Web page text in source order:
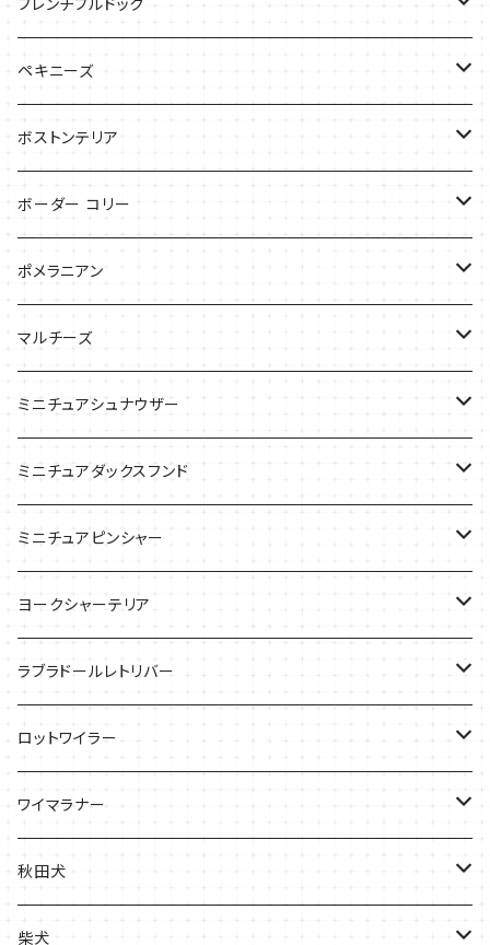
ケース
バッグ
ケース
フレンチブルドック
バッグ
ケース
ペキニーズ
ケース
Tシャツ
バッグ
ボストンテリア
Tシャツ
バッグ
ケース
ボーダー コリー
Tシャツ
バッグ
ケース
ポメラニアン
Tシャツ
ケース
バッグ
マルチーズ
ケース
ミニチュアシュナウザー
Tシャツ
バッグ
ケース
ミニチュアダックスフンド
Ｔシャツ
バッグ
雑貨
ケース
ミニチュアピンシャー
ケース
ヨークシャーテリア
Tシャツ
バッグ
ケース
ラブラドールレトリバー
Ｔシャツ
バッグ
ケース
ロットワイラー
Tシャツ
バッグ
ケース
ワイマラナー
Tシャツ
バッグ
秋田犬
バッグ
柴犬